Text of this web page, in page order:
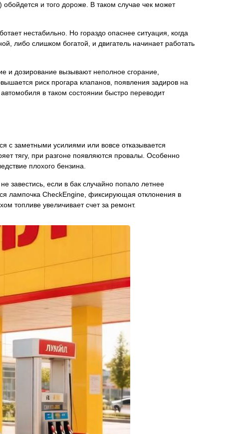
и того дороже. В таком случае чек может
нестабильно. Но гораздо опаснее ситуация, когда
либо слишком богатой, и двигатель начинает работать
и дозирование вызывают неполное сгорание,
риск прогара клапанов, появления задиров на
в таком состоянии быстро переводит
с заметными усилиями или вовсе отказывается
тягу, при разгоне появляются провалы. Особенно
плохого бензина.
завестись, если в бак случайно попало летнее
лампочка CheckEngine, фиксирующая отклонения в
топливе увеличивает счет за ремонт.